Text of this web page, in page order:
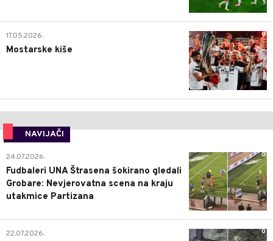
0
17.05.2026.
Mostarske kiše
NAVIJAČI
0
24.07.2026.
Fudbaleri UNA Štrasena šokirano gledali
Grobare: Nevjerovatna scena na kraju
utakmice Partizana
0
22.07.2026.